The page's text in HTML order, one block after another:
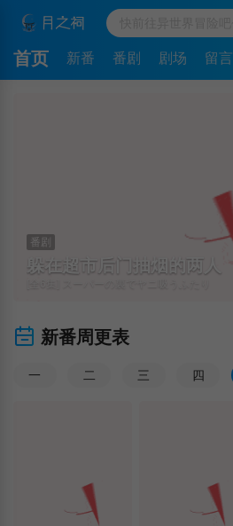
首页 新番 番剧 剧场 留言
番剧
躲在超市后门抽烟的两人
新番周更表
一 二 三 四